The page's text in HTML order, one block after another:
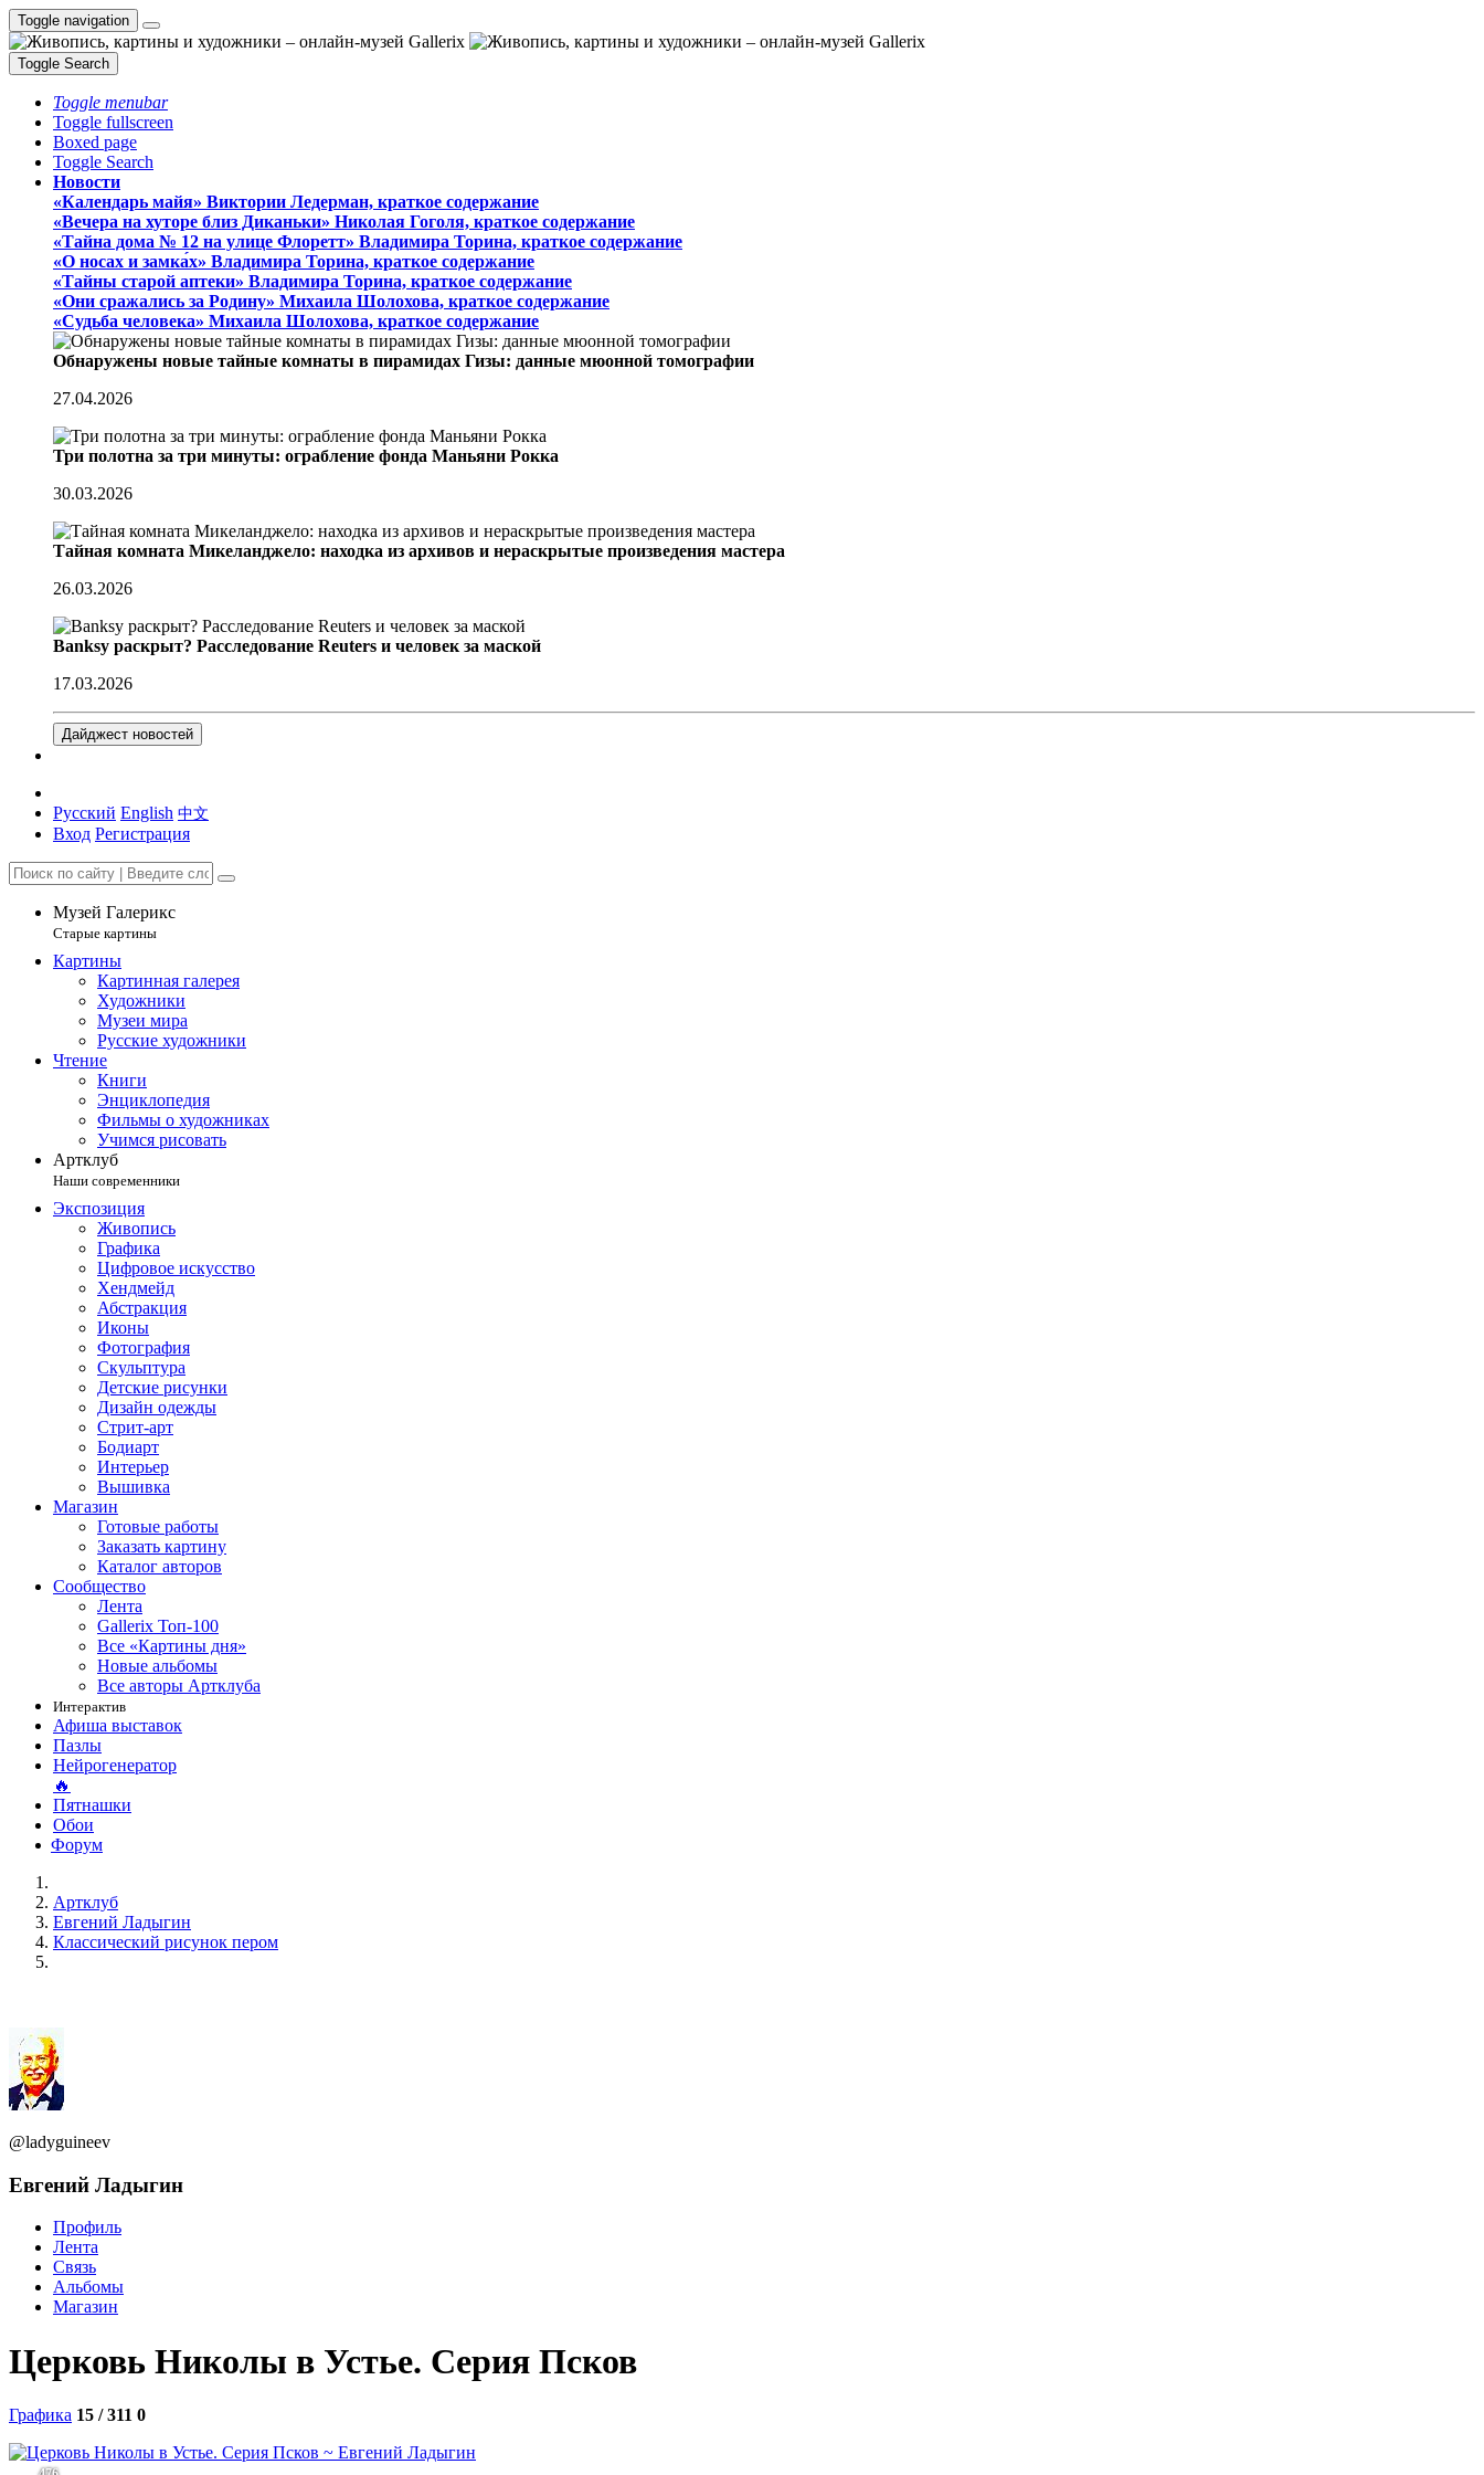
Toggle navigation
Toggle Search
Toggle menubar
Toggle fullscreen
Boxed page
Toggle Search
Новости
«Календарь майя» Виктории Ледерман, краткое содержание
«Вечера на хуторе близ Диканьки» Николая Гоголя, краткое содержание
«Тайна дома № 12 на улице Флоретт» Владимира Торина, краткое содержание
«О носах и замка́х» Владимира Торина, краткое содержание
«Тайны старой аптеки» Владимира Торина, краткое содержание
«Они сражались за Родину» Михаила Шолохова, краткое содержание
«Судьба человека» Михаила Шолохова, краткое содержание
Обнаружены новые тайные комнаты в пирамидах Гизы: данные мюонной томографии
27.04.2026
Три полотна за три минуты: ограбление фонда Маньяни Рокка
30.03.2026
Тайная комната Микеланджело: находка из архивов и нераскрытые произведения мастера
26.03.2026
Banksy раскрыт? Расследование Reuters и человек за маской
17.03.2026
Дайджест новостей
Русский English 中文
Вход Регистрация
Музей Галерикс
Старые картины
Картины
Картинная галерея
Художники
Музеи мира
Русские художники
Чтение
Книги
Энциклопедия
Фильмы о художниках
Учимся рисовать
Артклуб
Наши современники
Экспозиция
Живопись
Графика
Цифровое искусство
Хендмейд
Абстракция
Иконы
Фотография
Скульптура
Детские рисунки
Дизайн одежды
Стрит-арт
Бодиарт
Интерьер
Вышивка
Магазин
Готовые работы
Заказать картину
Каталог авторов
Сообщество
Лента
Gallerix Топ-100
Все «Картины дня»
Новые альбомы
Все авторы Артклуба
Интерактив
Афиша выставок
Пазлы
Нейрогенератор
🔥
Пятнашки
Обои
Форум
Артклуб
Евгений Ладыгин
Классический рисунок пером
@ladyguineev
Евгений Ладыгин
Профиль
Лента
Связь
Альбомы
Магазин
Церковь Николы в Устье. Серия Псков
Графика 15 / 311 0